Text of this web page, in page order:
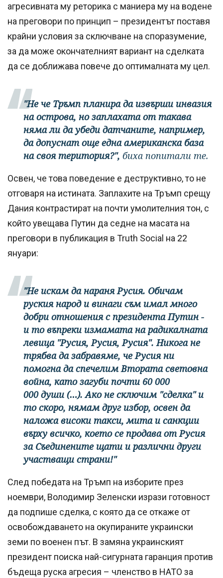
агресивната му реторика с маниера му на водене
на преговори по принцип – президентът поставя
крайни условия за сключване на споразумение,
за да може окончателният вариант на сделката
да се доближава повече до оптималната му цел.
"Не че Тръмп планира да извърши инвазия
на острова, но заплахата от такава
няма ли да убеди датчаните, например,
да допуснат още една американска база
на своя територия?", биха попитали те.
Освен, че това поведение е деструктивно, то не
отговаря на истината. Заплахите на Тръмп срещу
Дания контрастират на почти умолителния тон, с
който увещава Путин да седне на масата на
преговори в публикация в Truth Social на 22
януари:
"Не искам да нараня Русия. Обичам
руския народ и винаги съм имал много
добри отношения с президента Путин -
и то въпреки измамата на радикалната
левица "Русия, Русия, Русия". Никога не
трябва да забравяме, че Русия ни
помогна да спечелим Втората световна
война, като загуби почти 60 000
000 души (…). Ако не сключим "сделка" и
то скоро, нямам друг избор, освен да
наложа високи такси, мита и санкции
върху всичко, което се продава от Русия
за Съединените щати и различни други
участващи страни!"
След победата на Тръмп на изборите през
ноември, Володимир Зеленски изрази готовност
да подпише сделка, с която да се откаже от
освобождаването на окупираните украински
земи по военен път. В замяна украинският
президент поиска най-сигурната гаранция против
бъдеща руска агресия – членство в НАТО за